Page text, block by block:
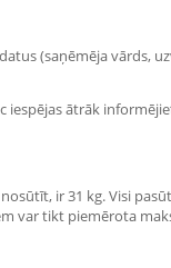
(saņēmēja vārds,
iespējas ātrāk
ir 31 kg. Visi
var tikt piemērota